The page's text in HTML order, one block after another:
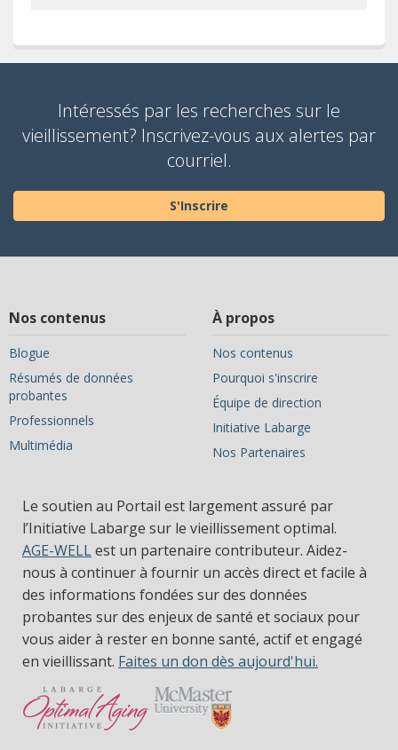
Intéressés par les recherches sur le
vieillissement? Inscrivez-vous aux alertes par
courriel.
S'Inscrire
Nos contenus
Blogue
Résumés de données
probantes
Professionnels
Multimédia
À propos
Nos contenus
Pourquoi s'inscrire
Équipe de direction
Initiative Labarge
Nos Partenaires
Le soutien au Portail est largement assuré par
l’Initiative Labarge sur le vieillissement optimal.
AGE-WELLest un partenaire contributeur. Aidez-
nous à continuer à fournir un accès direct et facile à
des informations fondées sur des données
probantes sur des enjeux de santé et sociaux pour
vous aider à rester en bonne santé, actif et engagé
en vieillissant. Faites un don dès aujourd'hui.